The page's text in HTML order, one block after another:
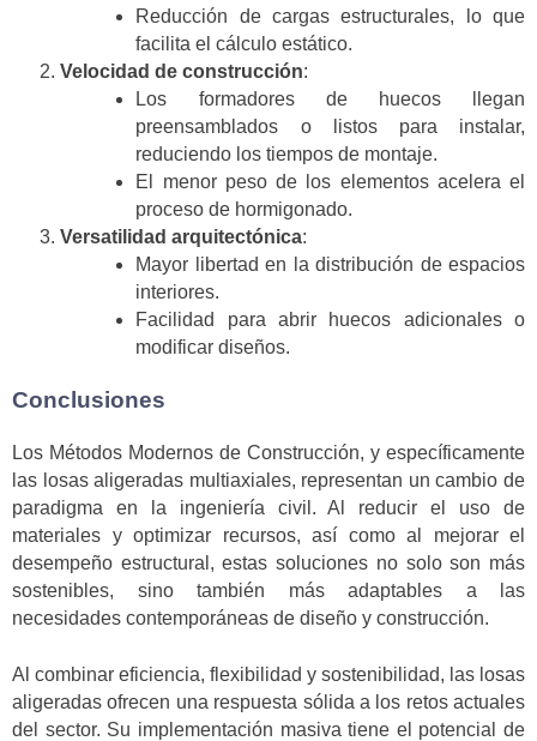
Reducción de cargas estructurales, lo que
facilita el cálculo estático.
Velocidad de construcción:
Los formadores de huecos llegan
preensamblados o listos para instalar,
reduciendo los tiempos de montaje.
El menor peso de los elementos acelera el
proceso de hormigonado.
Versatilidad arquitectónica:
Mayor libertad en la distribución de espacios
interiores.
Facilidad para abrir huecos adicionales o
modificar diseños.
Conclusiones
Los Métodos Modernos de Construcción, y específicamente
las losas aligeradas multiaxiales, representan un cambio de
paradigma en la ingeniería civil. Al reducir el uso de
materiales y optimizar recursos, así como al mejorar el
desempeño estructural, estas soluciones no solo son más
sostenibles, sino también más adaptables a las
necesidades contemporáneas de diseño y construcción.
Al combinar eficiencia, flexibilidad y sostenibilidad, las losas
aligeradas ofrecen una respuesta sólida a los retos actuales
del sector. Su implementación masiva tiene el potencial de